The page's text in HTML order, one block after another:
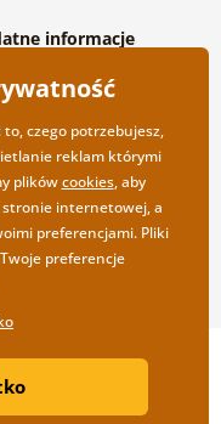
informacje
zadawane pytania
hurtowa
został stworzony przez
to, czego potrzebujesz,
reklam którymi
plikówcookies, aby
stronie internetowej, a
preferencjami. Pliki
preferencje